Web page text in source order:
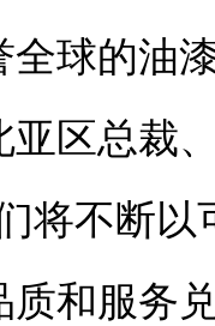
全球的油
区总裁
将不断
和服务